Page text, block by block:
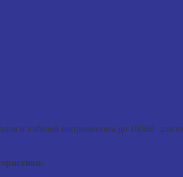
и кабелей напряжением до 1000В.